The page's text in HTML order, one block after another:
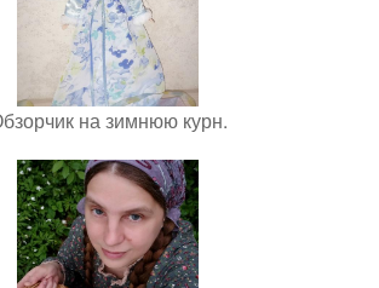
на зимнюю курн.